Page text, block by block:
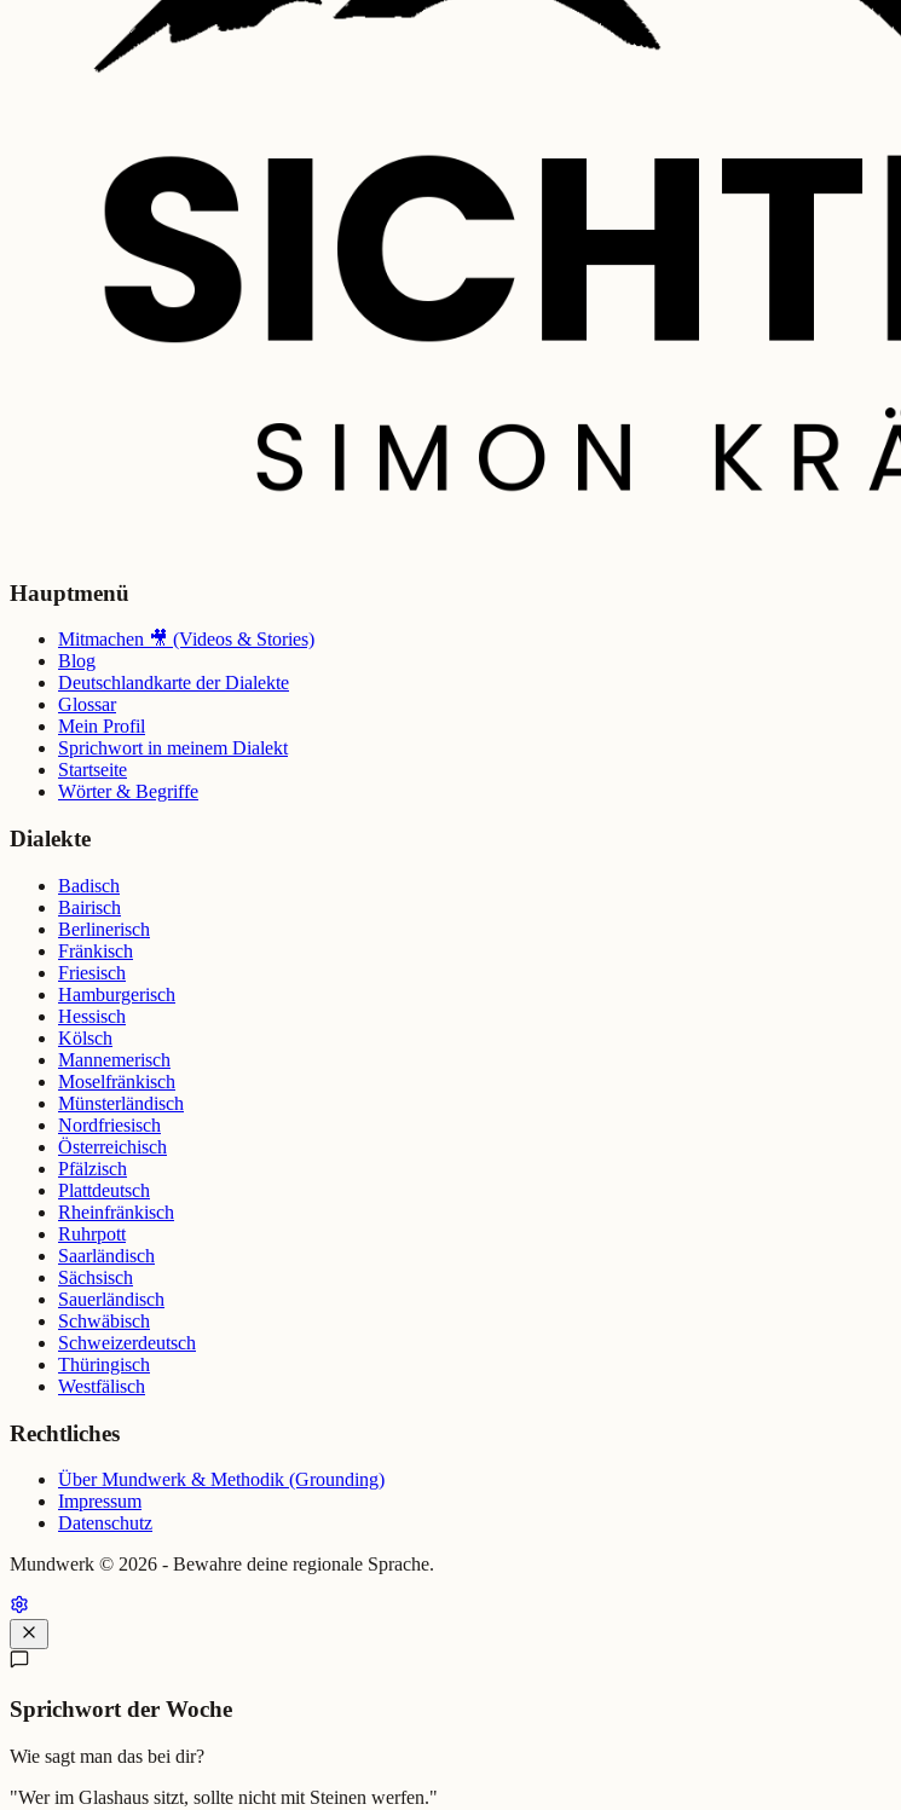
Hauptmenü
Mitmachen 🎥 (Videos & Stories)
Blog
Deutschlandkarte der Dialekte
Glossar
Mein Profil
Sprichwort in meinem Dialekt
Startseite
Wörter & Begriffe
Dialekte
Badisch
Bairisch
Berlinerisch
Fränkisch
Friesisch
Hamburgerisch
Hessisch
Kölsch
Mannemerisch
Moselfränkisch
Münsterländisch
Nordfriesisch
Österreichisch
Pfälzisch
Plattdeutsch
Rheinfränkisch
Ruhrpott
Saarländisch
Sächsisch
Sauerländisch
Schwäbisch
Schweizerdeutsch
Thüringisch
Westfälisch
Rechtliches
Über Mundwerk & Methodik (Grounding)
Impressum
Datenschutz
Mundwerk © 2026 - Bewahre deine regionale Sprache.
Sprichwort der Woche
Wie sagt man das bei dir?
"Wer im Glashaus sitzt, sollte nicht mit Steinen werfen."